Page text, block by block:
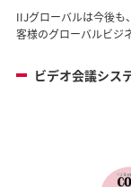
IIJグローバルは今後も
客様のグローバルビジ
ビデオ会議シ